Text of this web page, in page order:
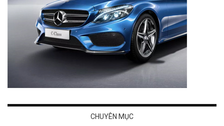
CHUYÊN MỤC